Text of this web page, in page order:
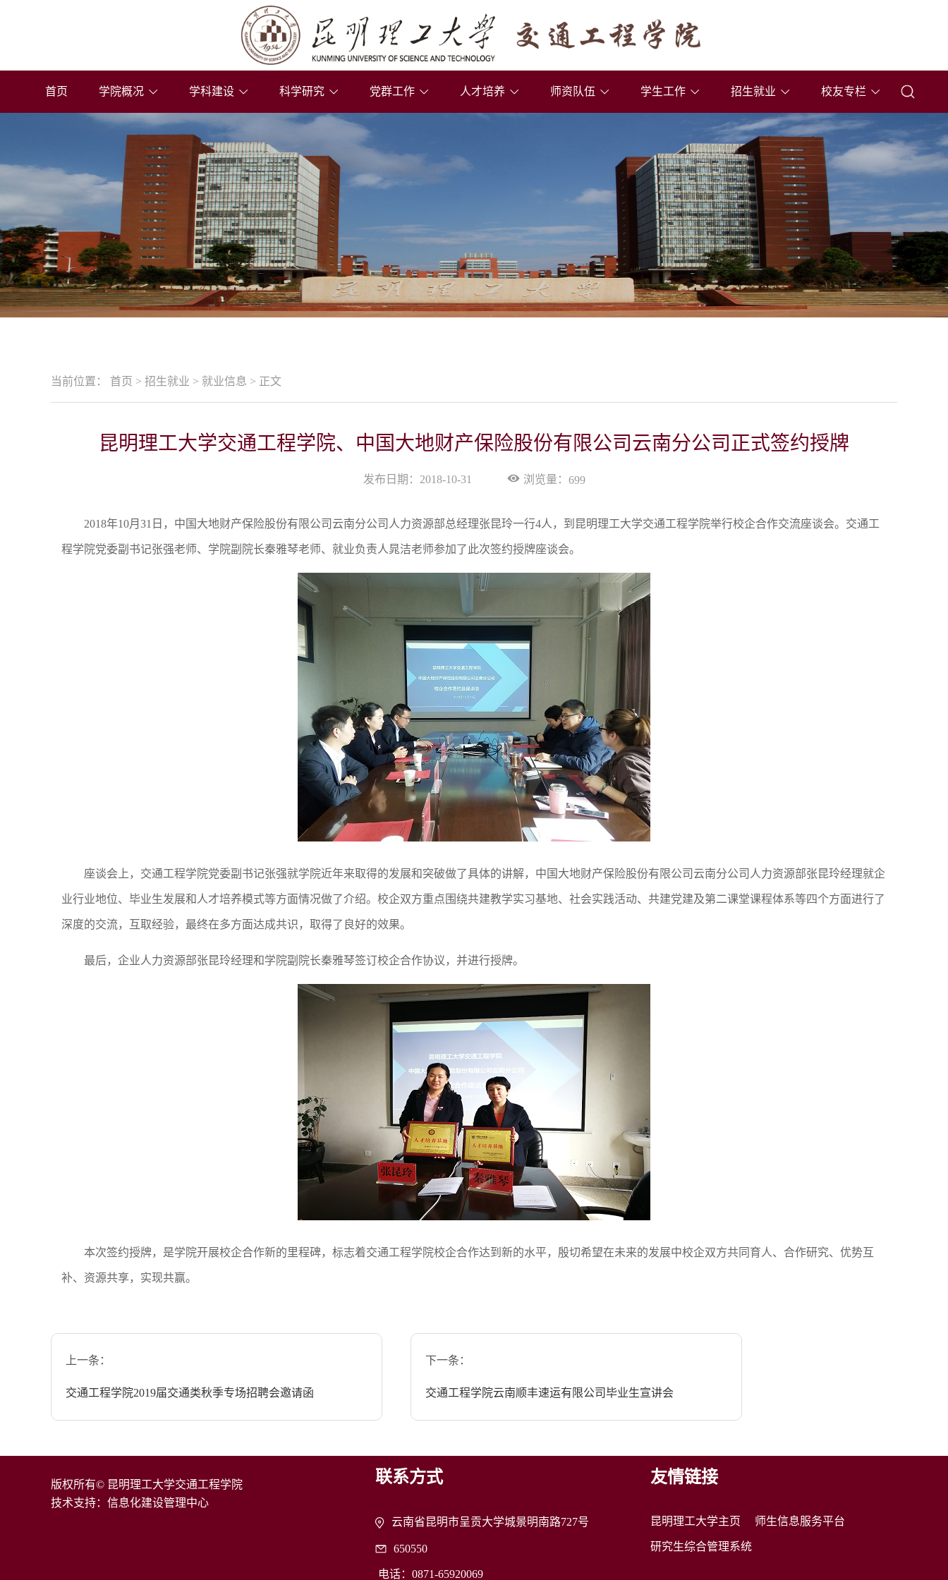
首页 学院概况 学科建设 科学研究 党群工作 人才培养 师资队伍 学生工作 招生就业 校友专栏
当前位置： 首页 > 招生就业 > 就业信息 > 正文
昆明理工大学交通工程学院、中国大地财产保险股份有限公司云南分公司正式签约授牌
发布日期：2018-10-31 浏览量： 699
2018年10月31日，中国大地财产保险股份有限公司云南分公司人力资源部总经理张昆玲一行4人，到昆明理工大学交通工程学院举行校企合作交流座谈会。交通工
程学院党委副书记张强老师、学院副院长秦雅琴老师、就业负责人晁洁老师参加了此次签约授牌座谈会。
座谈会上，交通工程学院党委副书记张强就学院近年来取得的发展和突破做了具体的讲解，中国大地财产保险股份有限公司云南分公司人力资源部张昆玲经理就企
业行业地位、毕业生发展和人才培养模式等方面情况做了介绍。校企双方重点围绕共建教学实习基地、社会实践活动、共建党建及第二课堂课程体系等四个方面进行了
深度的交流，互取经验，最终在多方面达成共识，取得了良好的效果。
最后，企业人力资源部张昆玲经理和学院副院长秦雅琴签订校企合作协议，并进行授牌。
本次签约授牌，是学院开展校企合作新的里程碑，标志着交通工程学院校企合作达到新的水平，殷切希望在未来的发展中校企双方共同育人、合作研究、优势互
补、资源共享，实现共赢。
上一条：
交通工程学院2019届交通类秋季专场招聘会邀请函
下一条：
交通工程学院云南顺丰速运有限公司毕业生宣讲会
版权所有© 昆明理工大学交通工程学院
技术支持：信息化建设管理中心
联系方式
云南省昆明市呈贡大学城景明南路727号
650550
电话：0871-65920069
友情链接
昆明理工大学主页 师生信息服务平台
研究生综合管理系统